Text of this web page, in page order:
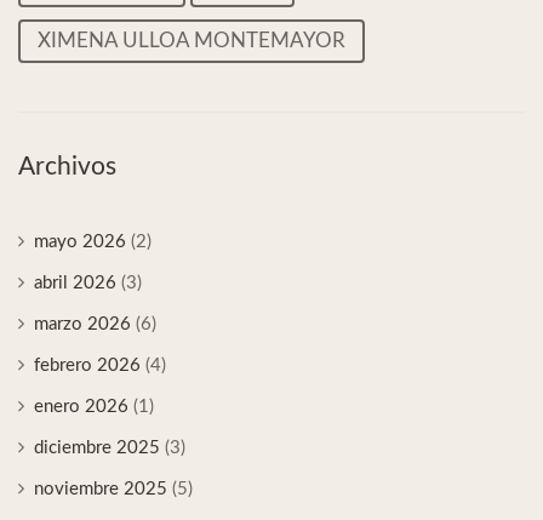
XIMENA ULLOA MONTEMAYOR
Archivos
mayo 2026 (2)
abril 2026 (3)
marzo 2026 (6)
febrero 2026 (4)
enero 2026 (1)
diciembre 2025 (3)
noviembre 2025 (5)